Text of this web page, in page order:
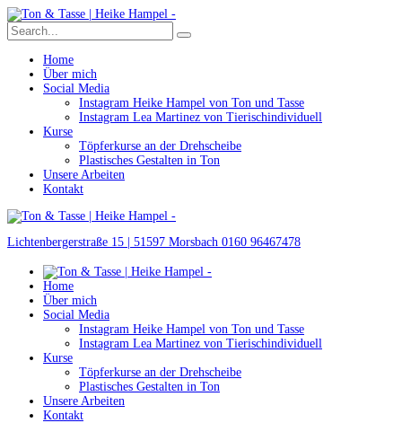
Home
Über mich
Social Media
Instagram Heike Hampel von Ton und Tasse
Instagram Lea Martinez von Tierischindividuell
Kurse
Töpferkurse an der Drehscheibe
Plastisches Gestalten in Ton
Unsere Arbeiten
Kontakt
Lichtenbergerstraße 15 | 51597 Morsbach 0160 96467478
Home
Über mich
Social Media
Instagram Heike Hampel von Ton und Tasse
Instagram Lea Martinez von Tierischindividuell
Kurse
Töpferkurse an der Drehscheibe
Plastisches Gestalten in Ton
Unsere Arbeiten
Kontakt